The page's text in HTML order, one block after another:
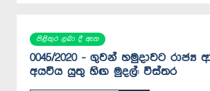
පිළිතුර ලබා දී ඇත
0045/2020 - ගුවන් හමුදාවට
අයවිය යුතු හිඟ මුදල්: විස්තර